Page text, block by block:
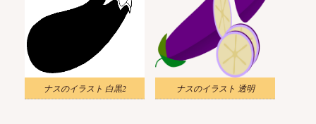
ナスのイラスト 白黒2 ナスのイラスト 透明